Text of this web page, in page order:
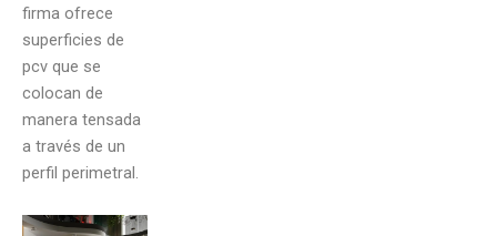
firma ofrece
superficies de
pcv que se
colocan de
manera tensada
a través de un
perfil perimetral.